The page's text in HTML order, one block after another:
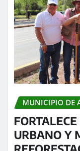
MUNICIPIO DE
URBANO Y